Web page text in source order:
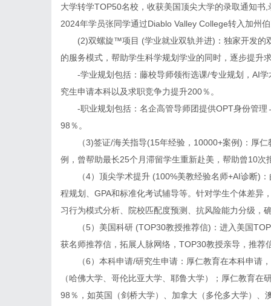
大学转学TOP50名校，收获美国顶尖大学的录取通知
2024年学员张同学通过Diablo Valley College转入加州
(2)双螺旋™️项目 (学业就业双轨并进)：独家开发的
的服务模式，帮助学生科学规划学业的同时，逐步提升
-学业规划包括：藤校导师领衔选课/专业规划，AI学
究生申请本科以及求职竞争力提升200％。
-职业规划包括：名企高管导师团提供OPT身份管
98％。
（3)签证/海关指导(15年经验，10000+案例)：厚仁
例，曾帮助最长25个月滞留学生重新赴美，帮助曾10次
（4）顶尖学术提升 (100%美教经验名师+AI诊断)：
程规划、GPA和标准化考试辅导等。针对学生个体差异
习行为模式分析、院校匹配度预测、抗风险能力分级，
（5）美国科研 (TOP30教授推荐信)：进入美国
获名师推荐信，拓展人脉网络，TOP30教授亲导，推荐
（6）本科申请/研究生申请：厚仁教育在本科申请
（哈佛大学、哥伦比亚大学、耶鲁大学）；厚仁教育
98％，如英国（剑桥大学）、加拿大（多伦多大学）